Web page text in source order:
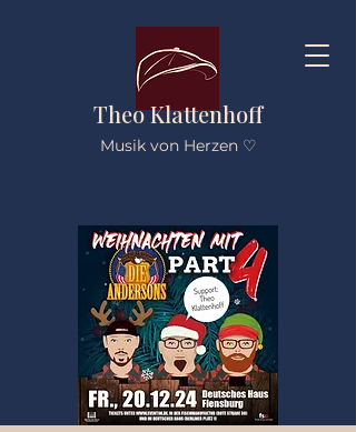
Theo Klattenhoff
Musik von Herzen ♡